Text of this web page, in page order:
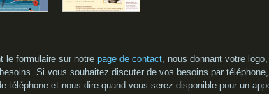
le formulaire sur notre page de contact, nous donnant votre
Si vous souhaitez discuter de vos besoins par téléphone,
téléphone et nous dire quand vous serez disponible pour un